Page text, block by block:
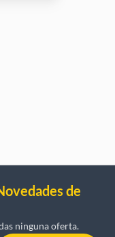
de
ninguna oferta.